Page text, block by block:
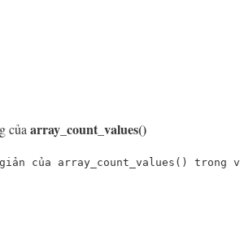
của array_count_values()
giản của array_count_values()